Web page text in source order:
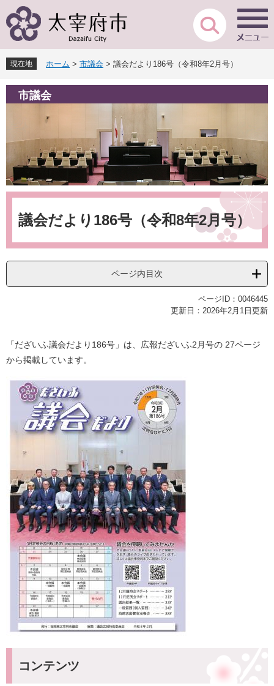
ー
先
頭
で
ニ
を
飛
ば
現在地 ホーム > 市議会 > 議会だより186号（令和8年2月号）
市議会
本
議会だより186号（令和8年2月号）
ページ内目次
ページID：0046445
更新日：2026年2月1日更新
「だざいふ議会だより186号」は、広報だざいふ2月号の 27ページ
から掲載しています。
コンテンツ